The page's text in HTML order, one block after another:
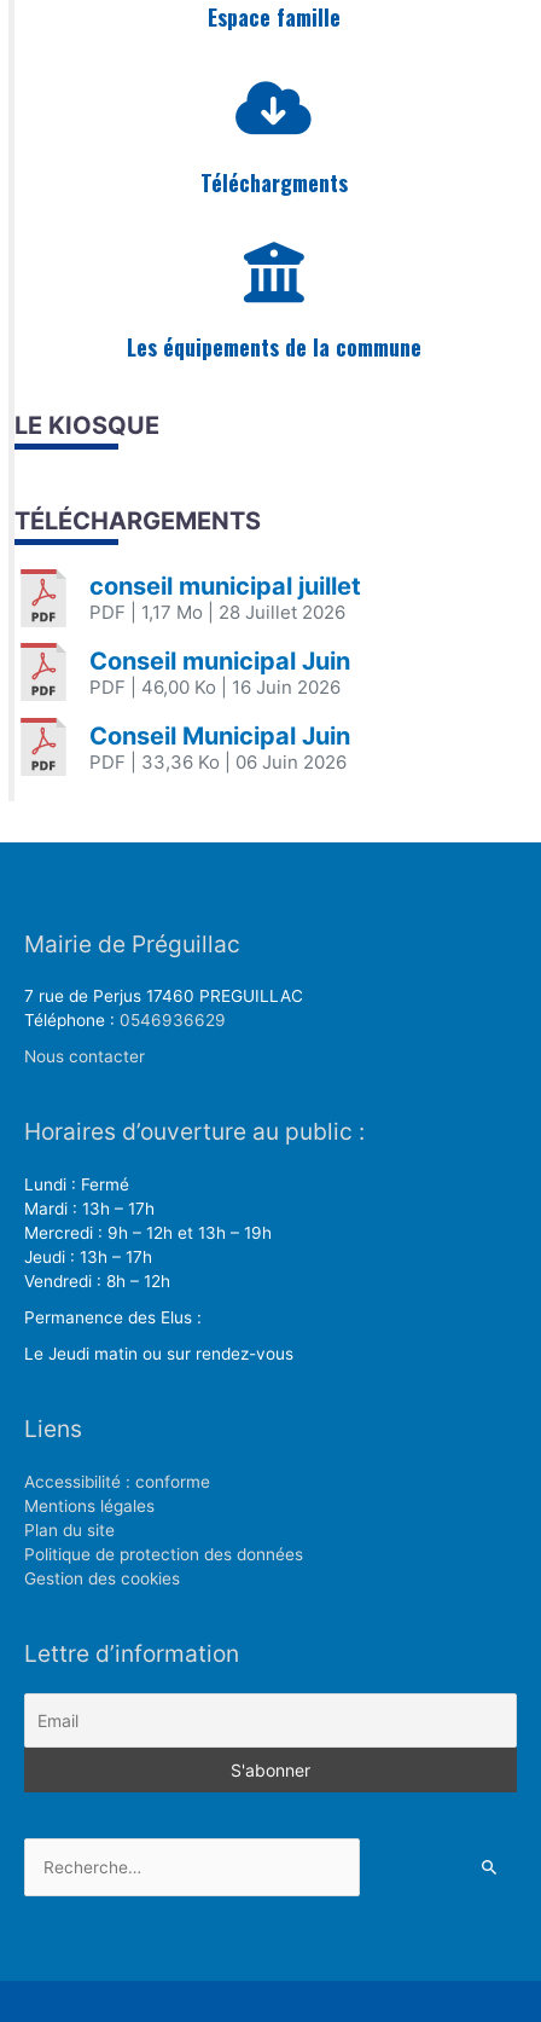
Espace famille
Téléchargments
Les équipements de la commune
LE KIOSQUE
TÉLÉCHARGEMENTS
conseil municipal juillet
PDF | 1,17 Mo | 28 Juillet 2026
Conseil municipal Juin
PDF | 46,00 Ko | 16 Juin 2026
Conseil Municipal Juin
PDF | 33,36 Ko | 06 Juin 2026
Mairie de Préguillac
7 rue de Perjus 17460 PREGUILLAC
Téléphone : 0546936629
Nous contacter
Horaires d’ouverture au public :
Lundi : Fermé
Mardi : 13h – 17h
Mercredi : 9h – 12h et 13h – 19h
Jeudi : 13h – 17h
Vendredi : 8h – 12h
Permanence des Elus :
Le Jeudi matin ou sur rendez-vous
Liens
Accessibilité : conforme
Mentions légales
Plan du site
Politique de protection des données
Gestion des cookies
Lettre d’information